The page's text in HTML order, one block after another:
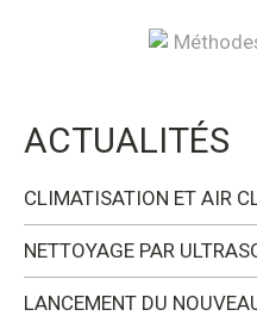
ACTUALITÉS
CLIMATISATION ET AIR
NETTOYAGE PAR
LANCEMENT DU